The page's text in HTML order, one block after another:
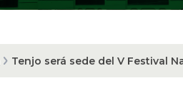
Tenjo será sede del V Festival